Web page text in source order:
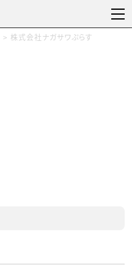
> 株式会社ナガサワぷらす